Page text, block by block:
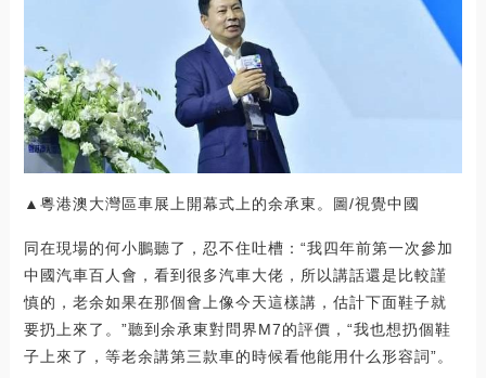
▲粵港澳大灣區車展上開幕式上的余承東。圖/視覺中國
同在現場的何小鵬聽了，忍不住吐槽：“我四年前第一次參加
中國汽車百人會，看到很多汽車大佬，所以講話還是比較謹
慎的，老余如果在那個會上像今天這樣講，估計下面鞋子就
要扔上來了。”聽到余承東對問界M7的評價，“我也想扔個鞋
子上來了，等老余講第三款車的時候看他能用什么形容詞”。